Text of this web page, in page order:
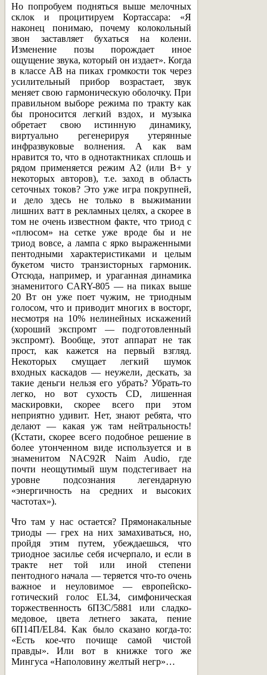
Но попробуем подняться выше мелочных
склок и процитируем Кортассара: «Я
наконец понимаю, почему колокольный
звон заставляет бухаться на колени.
Изменение позы порождает иное
ощущение звука, который он издает». Когда
в классе АВ на пиках громкости ток через
усилительный прибор возрастает, звук
меняет свою гармоническую оболочку. При
правильном выборе режима по тракту как
бы проносится легкий вздох, и музыка
обретает свою истинную динамику,
виртуально регенерируя утерянные
инфразвуковые волнения. А как вам
нравится то, что в однотактниках сплошь и
рядом применяется режим А2 (или В+ у
некоторых авторов), т.е. заход в область
сеточных токов? Это уже игра покрупней,
и дело здесь не только в выжимании
лишних ватт в рекламных целях, а скорее в
том не очень известном факте, что триод с
«плюсом» на сетке уже вроде бы и не
триод вовсе, а лампа с ярко выраженными
пентодными характеристиками и целым
букетом чисто транзисторных гармоник.
Отсюда, например, и ураганная динамика
знаменитого CARY-805 — на пиках выше
20 Вт он уже поет чужим, не триодным
голосом, что и приводит многих в восторг,
несмотря на 10% нелинейных искажений
(хороший экспромт — подготовленный
экспромт). Вообще, этот аппарат не так
прост, как кажется на первый взгляд.
Некоторых смущает легкий шумок
входных каскадов — неужели, дескать, за
такие деньги нельзя его убрать? Убрать-то
легко, но вот сухость CD, лишенная
маскировки, скорее всего при этом
неприятно удивит. Нет, знают ребята, что
делают — какая уж там нейтральность!
(Кстати, скорее всего подобное решение в
более утонченном виде используется и в
знаменитом NAC92R Naim Audio, где
почти неощутимый шум подстегивает на
уровне подсознания легендарную
«энергичность на средних и высоких
частотах»).
Что там у нас остается? Прямонакальные
триоды — грех на них замахиваться, но,
пройдя этим путем, убеждаешься, что
триодное засилье себя исчерпало, и если в
тракте нет той или иной степени
пентодного начала — теряется что-то очень
важное и неуловимое — европейско-
готический голос EL34, симфоническая
торжественность 6П3С/5881 или сладко-
медовое, цвета летнего заката, пение
6П14П/ЕL84. Как было сказано когда-то:
«Есть кое-что почище самой чистой
правды». Или вот в книжке того же
Мингуса «Наполовину желтый негр»…